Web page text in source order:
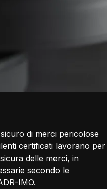
di merci pericolose
certificati lavorano per
delle merci, in
secondo le
IMO.